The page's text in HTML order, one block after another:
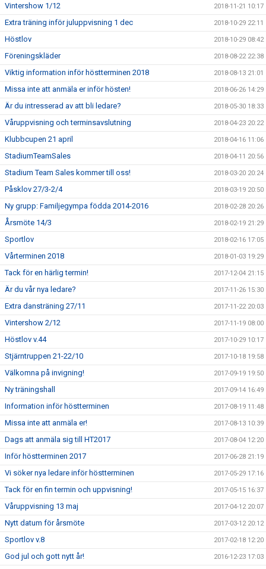
Vintershow 1/12 2018-11-21 10:17
Extra träning inför juluppvisning 1 dec 2018-10-29 22:11
Höstlov 2018-10-29 08:42
Föreningskläder 2018-08-22 22:38
Viktig information inför höstterminen 2018 2018-08-13 21:01
Missa inte att anmäla er inför hösten! 2018-06-26 14:29
Är du intresserad av att bli ledare? 2018-05-30 18:33
Våruppvisning och terminsavslutning 2018-04-23 20:22
Klubbcupen 21 april 2018-04-16 11:06
StadiumTeamSales 2018-04-11 20:56
Stadium Team Sales kommer till oss! 2018-03-20 20:24
Påsklov 27/3-2/4 2018-03-19 20:50
Ny grupp: Familjegympa födda 2014-2016 2018-02-28 20:26
Årsmöte 14/3 2018-02-19 21:29
Sportlov 2018-02-16 17:05
Vårterminen 2018 2018-01-03 19:29
Tack för en härlig termin! 2017-12-04 21:15
Är du vår nya ledare? 2017-11-26 15:30
Extra dansträning 27/11 2017-11-22 20:03
Vintershow 2/12 2017-11-19 08:00
Höstlov v.44 2017-10-29 10:17
Stjärntruppen 21-22/10 2017-10-18 19:58
Välkomna på invigning! 2017-09-19 19:50
Ny träningshall 2017-09-14 16:49
Information inför höstterminen 2017-08-19 11:48
Missa inte att anmäla er! 2017-08-13 10:39
Dags att anmäla sig till HT2017 2017-08-04 12:20
Inför höstterminen 2017 2017-06-28 21:19
Vi söker nya ledare inför höstterminen 2017-05-29 17:16
Tack för en fin termin och uppvisning! 2017-05-15 16:37
Våruppvisning 13 maj 2017-04-12 20:07
Nytt datum för årsmöte 2017-03-12 20:12
Sportlov v.8 2017-02-18 12:20
God jul och gott nytt år! 2016-12-23 17:03